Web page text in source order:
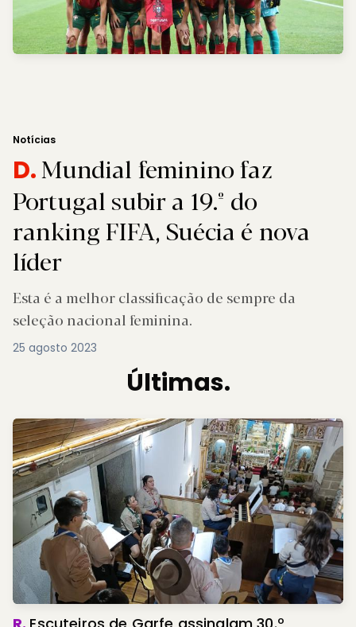
Notícias
D.Mundial feminino faz
Portugal subir a 19.º do
ranking FIFA, Suécia é nova
líder
Esta é a melhor classificação de sempre da
seleção nacional feminina.
25 agosto 2023
Últimas.